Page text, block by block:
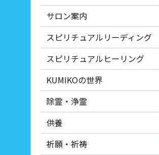
サロン案内
スピリチュアルリーディング
スピリチュアルヒーリング
KUMIKOの世界
除霊・浄霊
供養
祈願・祈祷